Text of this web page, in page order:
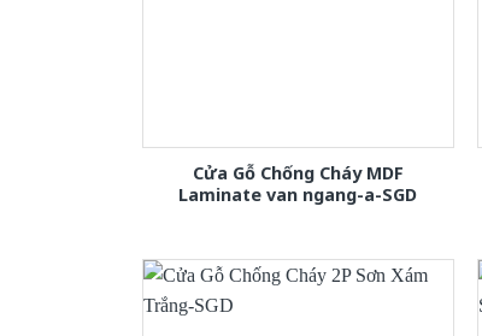
Cửa Gỗ Chống Cháy MDF
Laminate van ngang-a-SGD